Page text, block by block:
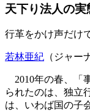
天下り法人の
行革をかけ声だけ
若林亜紀 （ジャー
2010年の春、「
られたのは、独立
は、いわば国の子